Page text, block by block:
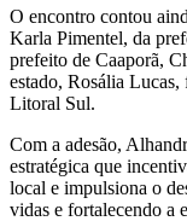
O encontro contou
Karla Pimentel, da
prefeito de Caaporã,
estado, Rosália Lucas,
Litoral Sul.
Com a adesão,
estratégica que
local e impulsiona o
vidas e fortalecendo a